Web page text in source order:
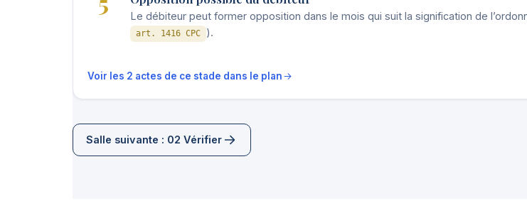
Le débiteur peut former opposition dans le mois qui suit la signification de
art. 1416 CPC ).
Voir les 2 actes de ce stade dans le plan
Salle suivante : 02 Vérifier